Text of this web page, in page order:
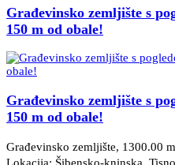
Građevinsko zemljište s
150 m od obale!
Građevinsko zemljište s
150 m od obale!
Građevinsko zemljište, 1300.00